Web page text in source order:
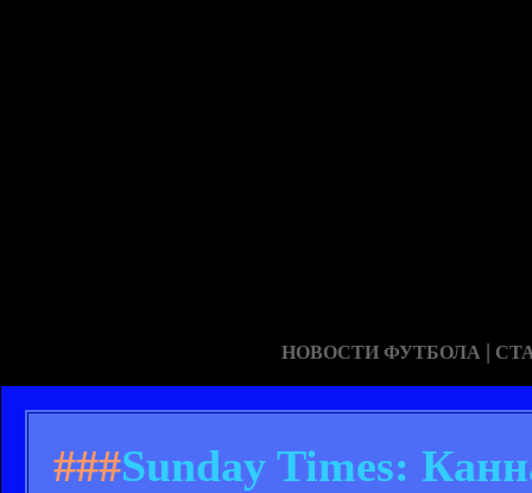
НОВОСТИ ФУТБОЛА |
###Sunday Times: